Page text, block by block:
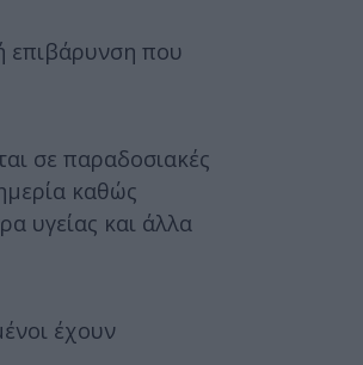
επιβάρυνση που
σε παραδοσιακές
καθώς
υγείας και άλλα
έχουν